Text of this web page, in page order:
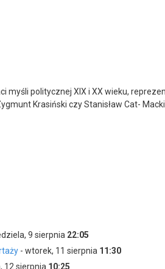
politycznej XIX i XX wieku,
Krasiński czy Stanisław Cat-
9 sierpnia 22:05
- wtorek, 11 sierpnia 11:30
12 sierpnia 10:25